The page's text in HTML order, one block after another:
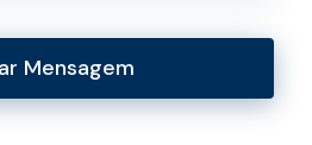
Mensagem